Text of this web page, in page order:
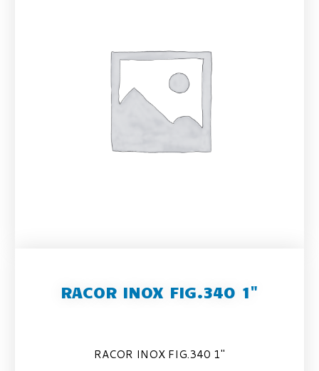
RACOR INOX FIG.340 1"
RACOR INOX FIG.340 1″